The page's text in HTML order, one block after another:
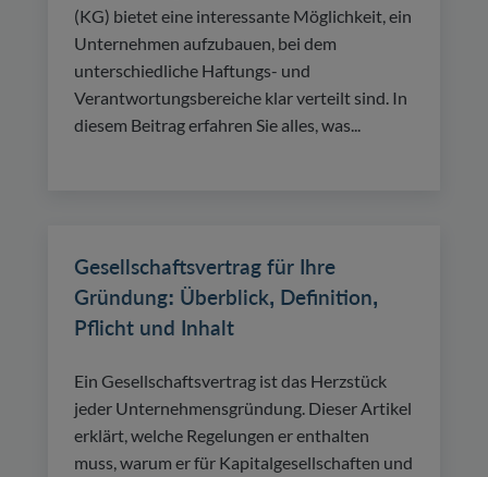
(KG) bietet eine interessante Möglichkeit, ein
Unternehmen aufzubauen, bei dem
unterschiedliche Haftungs- und
Verantwortungsbereiche klar verteilt sind. In
diesem Beitrag erfahren Sie alles, was...
Gesellschaftsvertrag für Ihre
Gründung: Überblick, Definition,
Pflicht und Inhalt
Ein Gesellschaftsvertrag ist das Herzstück
jeder Unternehmensgründung. Dieser Artikel
erklärt, welche Regelungen er enthalten
muss, warum er für Kapitalgesellschaften und